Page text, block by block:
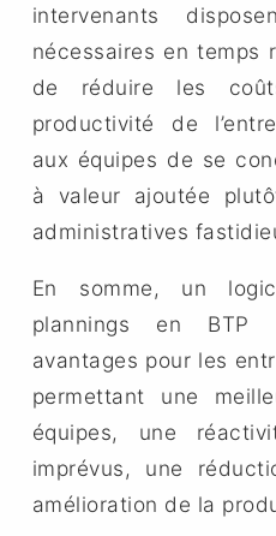
intervenants
nécessaires en temps
de réduire les
productivité de
aux équipes de se
à valeur ajoutée
administratives
En somme, un
plannings en BTP
avantages pour les
permettant une
équipes, une
imprévus, une
amélioration de la